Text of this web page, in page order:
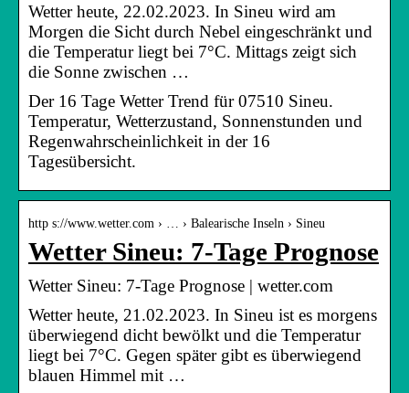
Wetter heute, 22.02.2023. In Sineu wird am
Morgen die Sicht durch Nebel eingeschränkt und
die Temperatur liegt bei 7°C. Mittags zeigt sich
die Sonne zwischen …
Der 16 Tage Wetter Trend für 07510 Sineu.
Temperatur, Wetterzustand, Sonnenstunden und
Regenwahrscheinlichkeit in der 16
Tagesübersicht.
http s://www.wetter.com › … › Balearische Inseln › Sineu
Wetter Sineu: 7-Tage Prognose
Wetter Sineu: 7-Tage Prognose | wetter.com
Wetter heute, 21.02.2023. In Sineu ist es morgens
überwiegend dicht bewölkt und die Temperatur
liegt bei 7°C. Gegen später gibt es überwiegend
blauen Himmel mit …